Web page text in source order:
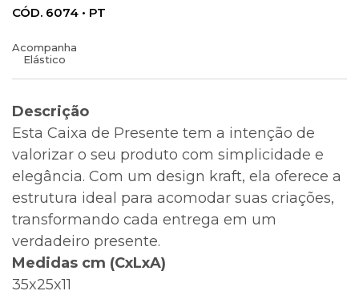
CÓD. 6074 • PT
Acompanha
Elástico
Descrição
Esta Caixa de Presente tem a intenção de
valorizar o seu produto com simplicidade e
elegância. Com um design kraft, ela oferece a
estrutura ideal para acomodar suas criações,
transformando cada entrega em um
verdadeiro presente.
Medidas cm (CxLxA)
35x25x11